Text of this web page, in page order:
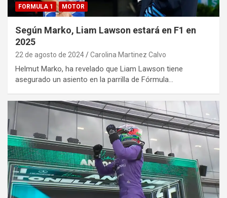
FORMULA 1 MOTOR
Según Marko, Liam Lawson estará en F1 en
2025
22 de agosto de 2024 Carolina Martinez Calvo
Helmut Marko, ha revelado que Liam Lawson tiene
asegurado un asiento en la parrilla de Fórmula…